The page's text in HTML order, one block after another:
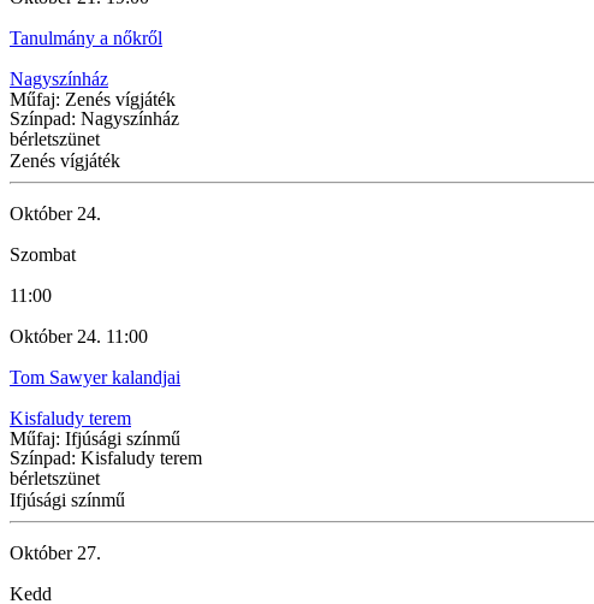
Tanulmány a nőkről
Nagyszínház
Műfaj: Zenés vígjáték
Színpad: Nagyszínház
bérletszünet
Zenés vígjáték
Október 24.
Szombat
11:00
Október 24. 11:00
Tom Sawyer kalandjai
Kisfaludy terem
Műfaj: Ifjúsági színmű
Színpad: Kisfaludy terem
bérletszünet
Ifjúsági színmű
Október 27.
Kedd